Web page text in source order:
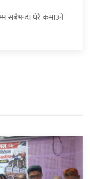
सबैभन्दा धेरै कमाउने